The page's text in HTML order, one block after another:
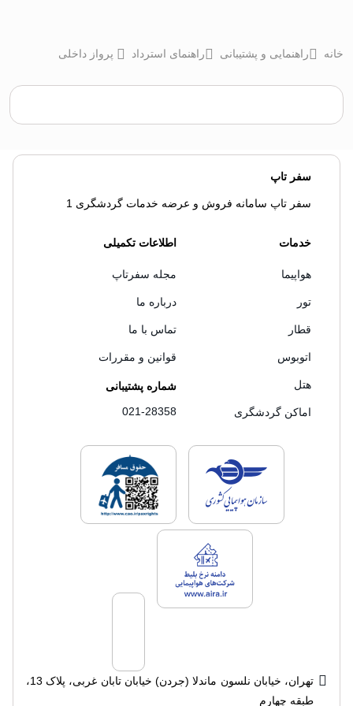
خانه راهنمایی و پشتیبانی راهنمای استرداد پرواز داخلی
سفر تاپ
سفر تاپ سامانه فروش و عرضه خدمات گردشگری 1
خدمات
هواپیما
تور
قطار
اتوبوس
هتل
اماکن گردشگری
اطلاعات تکمیلی
مجله سفرتاپ
درباره ما
تماس با ما
قوانین و مقررات
شماره پشتیبانی
021-28358
لایسنس های فروش سفرتاپلایسنس های
لایسنس های فروش سفرتاپ
تهران، خیابان نلسون ماندلا (جردن) خیابان تابان غربی، پلاک 13،
طبقه چهارم